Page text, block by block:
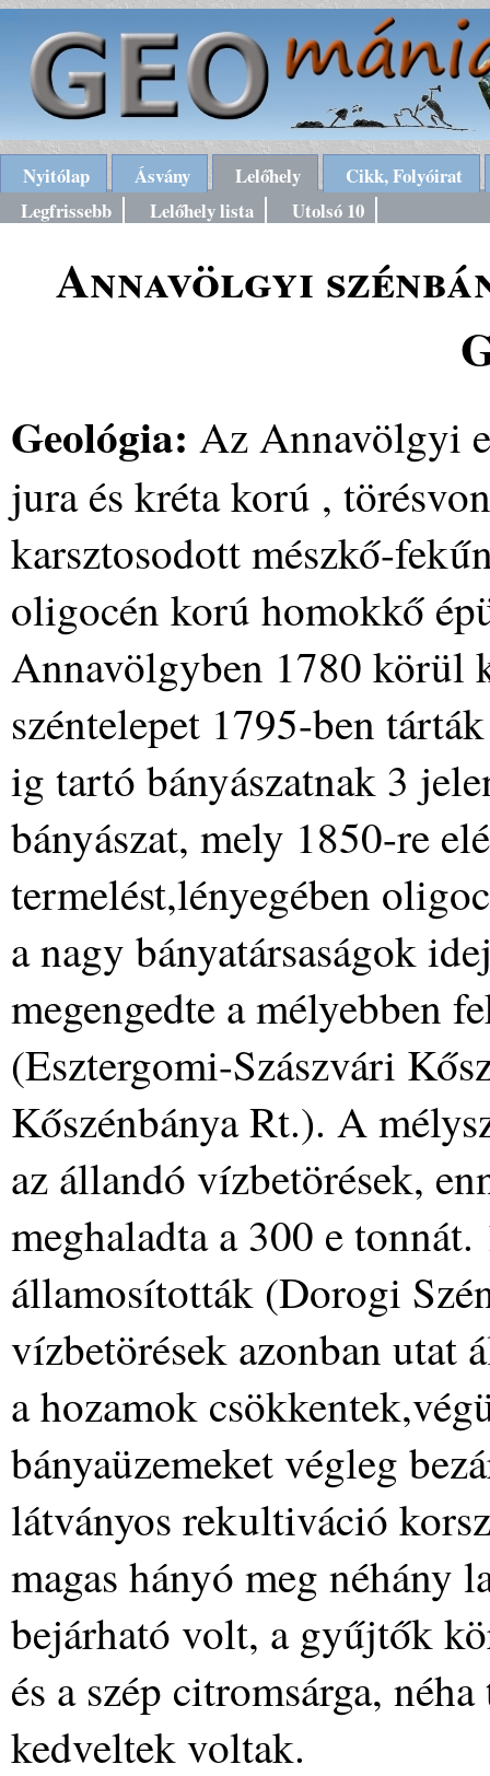
Nyitólap Ásvány Lelőhely
Cikk, Folyóirat
Legfrissebb
Lelőhely lista Utolsó 10
Annavölgyi
Geológia: Az Annavölgyi
jura és kréta korú ,
karsztosodott mészkő-
oligocén korú homokkő
Annavölgyben 1780 körül
széntelepet 1795-ben
ig tartó bányászatnak 3
bányászat, mely 1850-re
termelést,lényegében
a nagy bányatársaságok
megengedte a mélyebben
(Esztergomi-Szászvári
Kőszénbánya Rt.). A
az állandó vízbetörések,
meghaladta a 300 e
államosították (Dorogi
vízbetörések azonban utat
a hozamok
bányaüzemeket végleg
látványos rekultiváció
magas hányó meg néhány
bejárható volt, a gyűjtők
és a szép citromsárga,
kedveltek voltak.